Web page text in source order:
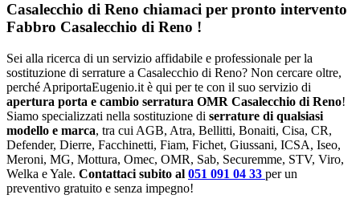
Casalecchio di Reno chiamaci per pronto intervento
Fabbro Casalecchio di Reno !
Sei alla ricerca di un servizio affidabile e professionale per la
sostituzione di serrature a Casalecchio di Reno? Non cercare oltre,
perché ApriportaEugenio.it è qui per te con il suo servizio di
apertura porta e cambio serratura OMR Casalecchio di Reno!
Siamo specializzati nella sostituzione di serrature di qualsiasi
modello e marca, tra cui AGB, Atra, Bellitti, Bonaiti, Cisa, CR,
Defender, Dierre, Facchinetti, Fiam, Fichet, Giussani, ICSA, Iseo,
Meroni, MG, Mottura, Omec, OMR, Sab, Securemme, STV, Viro,
Welka e Yale. Contattaci subito al 051 091 04 33 per un
preventivo gratuito e senza impegno!